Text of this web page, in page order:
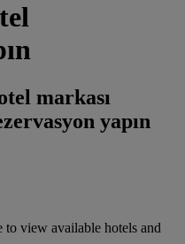
markası
yapın
to view available hotels and